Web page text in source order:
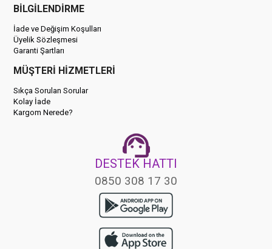
BİLGİLENDİRME
İade ve Değişim Koşulları
Üyelik Sözleşmesi
Garanti Şartları
MÜŞTERİ HİZMETLERİ
Sıkça Sorulan Sorular
Kolay İade
Kargom Nerede?
DESTEK HATTI
0850 308 17 30